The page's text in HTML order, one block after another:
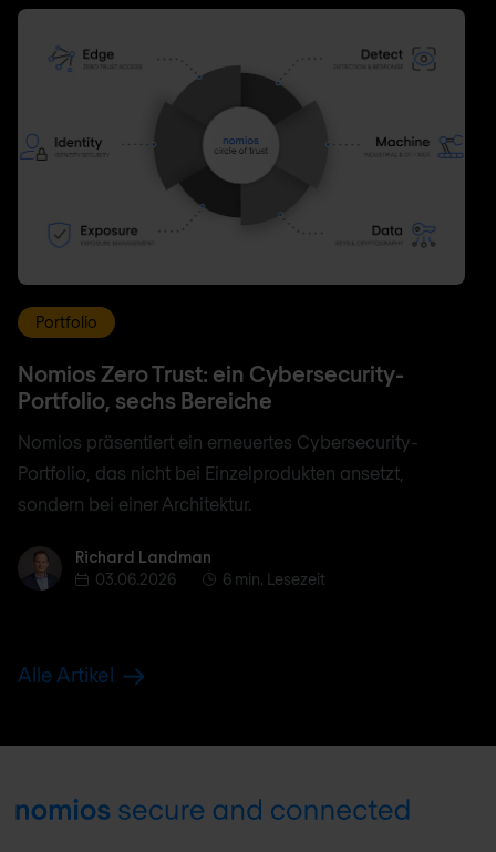
Portfolio
Nomios Zero Trust: ein Cybersecurity-
Portfolio, sechs Bereiche
Nomios präsentiert ein erneuertes Cybersecurity-
Portfolio, das nicht bei Einzelprodukten ansetzt,
sondern bei einer Architektur.
Richard Landman
Richard Landman
03.06.2026
6 min. Lesezeit
Alle Artikel
Footer